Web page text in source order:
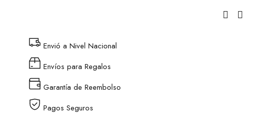
Envió a Nivel Nacional
Envíos para Regalos
Garantía de Reembolso
Pagos Seguros